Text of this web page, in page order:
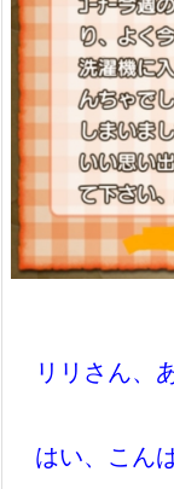
リリさん、
はい、こん